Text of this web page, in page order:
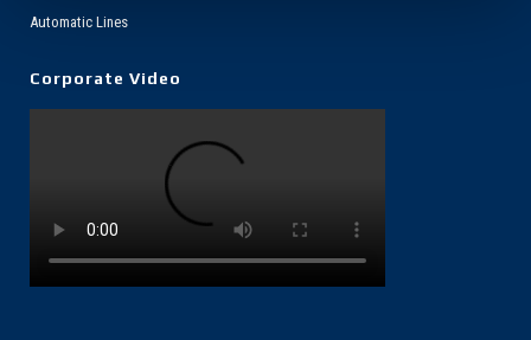
Automatic Lines
Corporate Video